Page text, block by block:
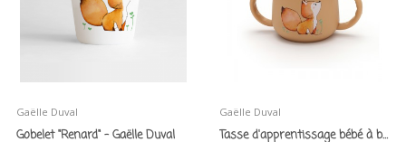
Gaëlle Duval
Gobelet "Renard" - Gaëlle Duval
Gaëlle Duval
Tasse d'apprentissage bébé à bec en silicone...